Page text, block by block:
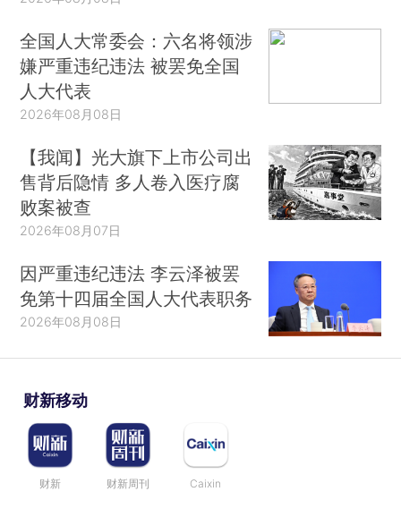
全国人大常委会：六名将领涉
嫌严重违纪违法 被罢免全国
人大代表
2026年08月08日
【我闻】光大旗下上市公司出
售背后隐情 多人卷入医疗腐
败案被查
2026年08月07日
因严重违纪违法 李云泽被罢
免第十四届全国人大代表职务
2026年08月08日
财新移动
财新 财新周刊 Caixin